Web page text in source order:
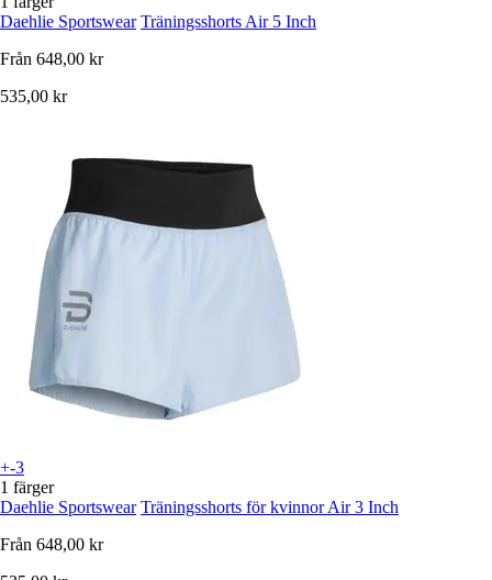
Daehlie Sportswear Träningsshorts Air 5 Inch
Från 648,00 kr
535,00 kr
+-3
1 färger
Daehlie Sportswear Träningsshorts för kvinnor Air 3 Inch
Från 648,00 kr